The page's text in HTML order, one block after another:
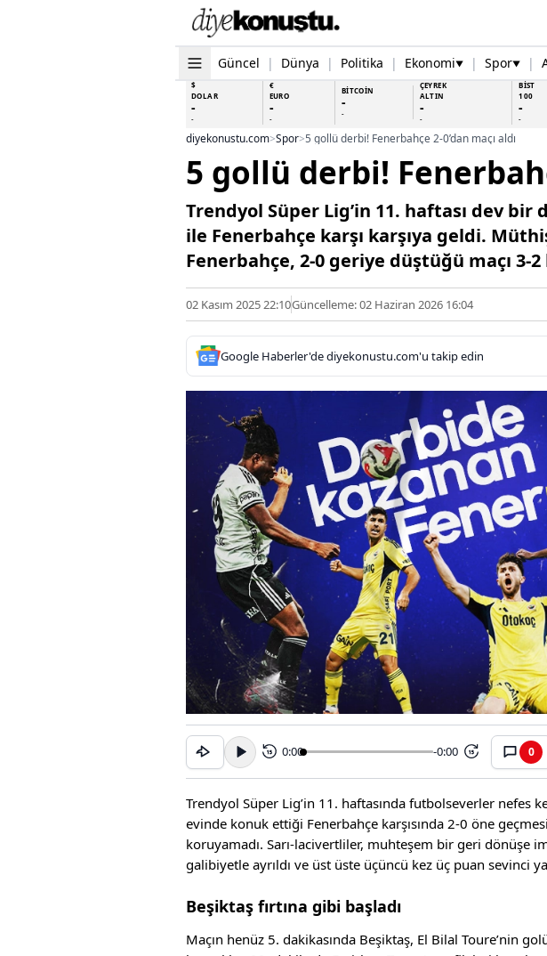
Güncel | Dünya | Politika | Ekonomi▼ | Spor▼ |
$
DOLAR
-
-
€
EURO
-
-
BİTCOİN
-
-
ÇEYREK
ALTIN
-
-
BİST
100
-
-
diyekonustu.com>Spor>5 gollü derbi! Fenerbahçe 2-0’dan maçı aldı
5 gollü derbi!
Trendyol Süper Lig’in 11. haftası dev
ile Fenerbahçe karşı karşıya geldi.
Fenerbahçe, 2-0 geriye düştüğü maçı
02 Kasım 2025 22:10Güncelleme: 02 Haziran 2026 16:04
Google Haberler'de diyekonustu.com'u takip edin
15 0:00 -0:00 15 0
Trendyol Süper Lig’in 11. haftasında futbolseverler nefes
evinde konuk ettiği Fenerbahçe karşısında 2-0 öne
koruyamadı. Sarı-lacivertliler, muhteşem bir geri dönüşe
galibiyetle ayrıldı ve üst üste üçüncü kez üç puan sevinci
Beşiktaş fırtına gibi başladı
Maçın henüz 5. dakikasında Beşiktaş, El Bilal Toure’nin